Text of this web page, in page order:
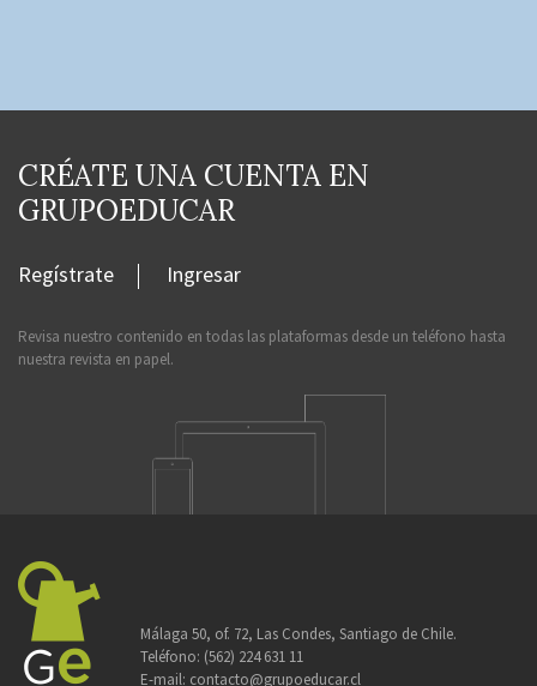
CRÉATE UNA CUENTA EN
GRUPOEDUCAR
Regístrate Ingresar
Revisa nuestro contenido en todas las plataformas desde un teléfono hasta
nuestra revista en papel.
Málaga 50, of. 72, Las Condes, Santiago de Chile.
Teléfono: (562) 224 631 11
E-mail: contacto@grupoeducar.cl